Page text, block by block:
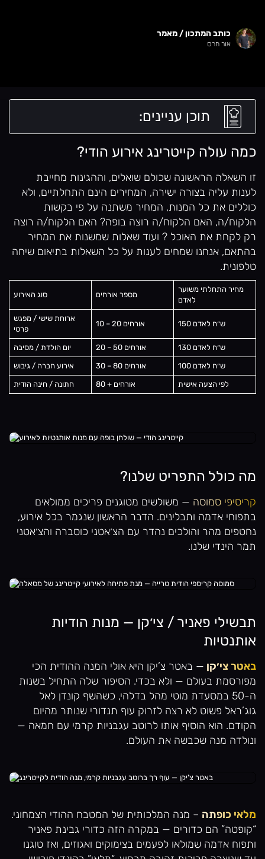
כותב המתכון / מאמר
אור חרס
תוכן עניינים:
כמה עולה קייטרינג אירוע הודי?
זו השאלה הראשונה שכולם שואלים, וההגינות מחייבת
לענות עליה בצורה ישירה, המחירים הינם התחלתיים, ולא
כוללים את כל המנות, המחיר משתנה על פי בקשות
הלקוח/ה, האם הלקוח/ה רוצה בופה? האם הלקוח/ה רוצה
רק לקחת את האוכל ? ועוד שאלות שמשנות את המחיר
בהתאם, אנחנו שמחים לענות על כל השאלות בתיאום שיחה
טלפונית.
סוג האירוע מספר אורחים
מחיר התחלתי משוער
לאדם
ארוחת שישי / מפגש
פרטי
10 – 20 אורחים 150 ש״ח לאדם
יום הולדת / מסיבה 20 – 50 אורחים 130 ש״ח לאדם
אירוע חברה / גיבוש 30 – 80 אורחים 100 ש״ח לאדם
חתונה / חינה הודית 80 + אורחים לפי הצעה אישית
מה כולל התפריט שלנו?
קריסיפי סמוסה — משולשים מטוגנים פריכים ממולאים
בתפוחי אדמה ותבלינים. הדבר הראשון שנגמר בכל אירוע,
נחטפים מהר והולכים נהדר עם הצ׳אטני כוסברה והצ׳אטני
תמר הינדי שלנו.
תבשילי פאניר / צי׳קן — מנות הודיות
אותנטיות
באטר צי׳קן — באטר צ’יקן היא אולי המנה ההודית הכי
מפורסמת בעולם — ולא בכדי. הסיפור שלה התחיל בשנות
ה-50 במסעדת מוטי מהל בדלהי, כשהשף קונדן לאל
גוג’ראל פשוט לא רצה לזרוק עוף תנדורי שנותר מהיום
הקודם. הוא הוסיף אותו לרוטב עגבניות קרמי עם חמאה —
ונולדה מנה שכבשה את העולם.
מלאי כופתה – מנה המלכותית של המטבח ההודי הצמחוני.
“קופטה” הם כדורים — במקרה הזה כדורי גבינת פאניר
ותפוח אדמה שמולאו לפעמים בצימוקים ואגוזים, ואז טוגנו